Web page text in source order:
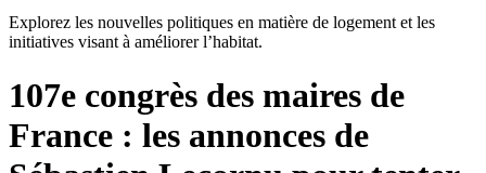
Explorez les nouvelles politiques en matière de logement et les
initiatives visant à améliorer l’habitat.
107e congrès des maires de
France : les annonces de